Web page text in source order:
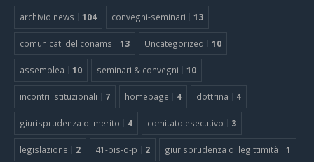
archivio news 104 convegni-seminari 13
comunicati del conams 13 Uncategorized 10
assemblea 10 seminari & convegni 10
incontri istituzionali 7 homepage 4 dottrina 4
giurisprudenza di merito 4 comitato esecutivo 3
legislazione 2 41-bis-o-p 2 giurisprudenza di legittimità 1